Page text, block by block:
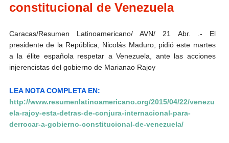
constitucional de Venezuela
Caracas/Resumen Latinoamericano/ AVN/ 21 Abr. .- El
presidente de la República, Nicolás Maduro, pidió este martes
a la élite española respetar a Venezuela, ante las acciones
injerencistas del gobierno de Marianao Rajoy
LEA NOTA COMPLETA EN:
http://www.resumenlatinoamericano.org/2015/04/22/venezu
ela-rajoy-esta-detras-de-conjura-internacional-para-
derrocar-a-gobierno-constitucional-de-venezuela/